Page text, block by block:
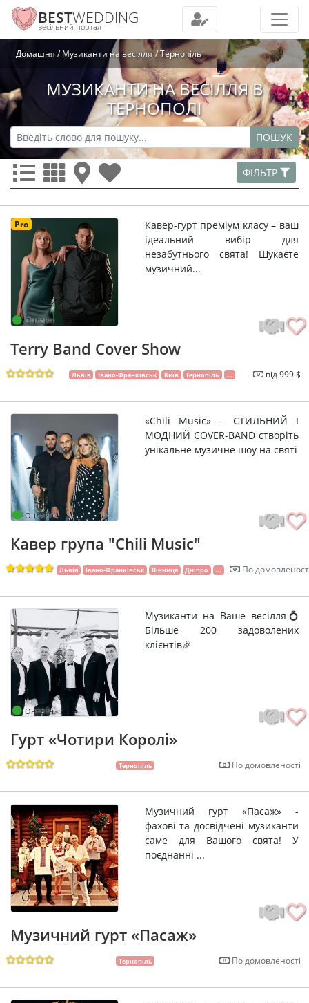
BESTWEDDING
весільний портал
Домашня Музиканти на весілля Тернопіль
МУЗИКАНТИ НА ВЕСІЛЛЯ В
ТЕРНОПОЛІ
ПОШУК
ФІЛЬТР
Pro
Онлайн
Кавер-гурт преміум класу – ваш
ідеальний вибір для
незабутнього свята! Шукаєте
музичний...
Terry Band Cover Show
Львів Івано-Франківськ Київ Тернопіль ... від 999 $
Онлайн
«Chili Music» – СТИЛЬНИЙ І
МОДНИЙ COVER-BAND створіть
унікальне музичне шоу на святі
Кавер група "Chili Music"
Львів Івано-Франківськ Вінниця Дніпро ... По
Онлайн
Музиканти на Ваше весілля💍
Більше 200 задоволених
клієнтів🎉
Гурт «Чотири Королі»
Тернопіль По домовленості
Музичний гурт «Пасаж» -
фахові та досвідчені музиканти
саме для Вашого свята! У
поєднанні ...
Музичний гурт «Пасаж»
Тернопіль По домовленості